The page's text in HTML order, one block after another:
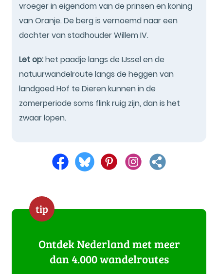
vroeger in eigendom van de prinsen en koning
van Oranje. De berg is vernoemd naar een
dochter van stadhouder Willem IV.
Let op:het paadje langs de IJssel en de
natuurwandelroute langs de heggen van
landgoed Hof te Dieren kunnen in de
zomerperiode soms flink ruig zijn, dan is het
zwaar lopen.
tip
Ontdek Nederland met meer
dan 4.000 wandelroutes